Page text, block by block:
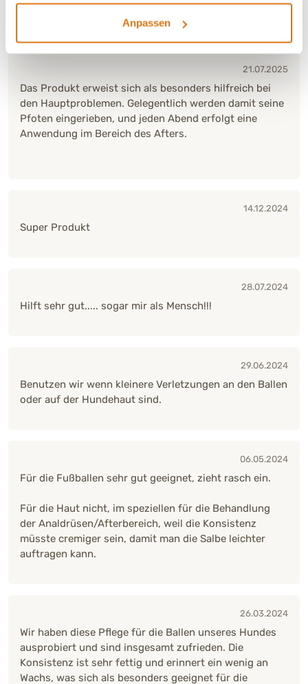
Anpassen
21.07.2025
Das Produkt erweist sich als besonders hilfreich bei
den Hauptproblemen. Gelegentlich werden damit seine
Pfoten eingerieben, und jeden Abend erfolgt eine
Anwendung im Bereich des Afters.
14.12.2024
Super Produkt
28.07.2024
Hilft sehr gut..... sogar mir als Mensch!!!
29.06.2024
Benutzen wir wenn kleinere Verletzungen an den Ballen
oder auf der Hundehaut sind.
06.05.2024
Für die Fußballen sehr gut geeignet, zieht rasch ein.
Für die Haut nicht, im speziellen für die Behandlung
der Analdrüsen/Afterbereich, weil die Konsistenz
müsste cremiger sein, damit man die Salbe leichter
auftragen kann.
26.03.2024
Wir haben diese Pflege für die Ballen unseres Hundes
ausprobiert und sind insgesamt zufrieden. Die
Konsistenz ist sehr fettig und erinnert ein wenig an
Wachs, was sich als besonders geeignet für die